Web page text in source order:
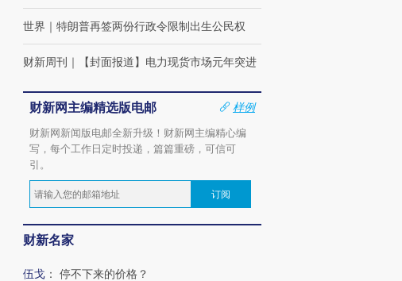
世界 ｜ 特朗普再签两份行政令限制出生公民权
财新周刊 ｜ 【封面报道】电力现货市场元年突进
财新网主编精选版电邮
样例
财新网新闻版电邮全新升级！财新网主编精心编
写，每个工作日定时投递，篇篇重磅，可信可
引。
订阅
财新名家
伍戈 ： 停不下来的价格？